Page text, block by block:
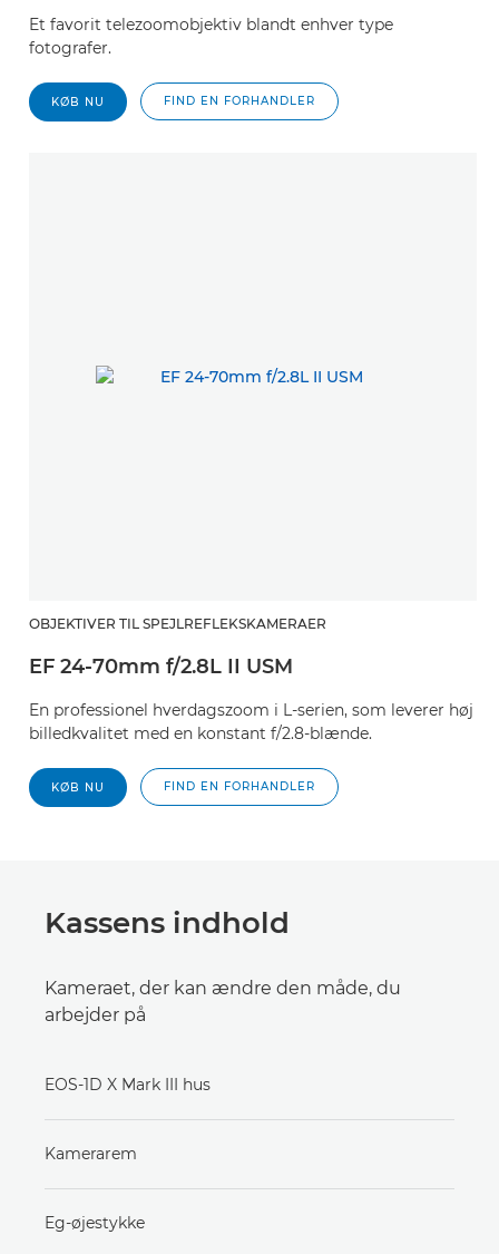
Et favorit telezoomobjektiv blandt enhver type
fotografer.
KØB NU FIND EN FORHANDLER
OBJEKTIVER TIL SPEJLREFLEKSKAMERAER
EF 24-70mm f/2.8L II USM
En professionel hverdagszoom i L-serien, som leverer høj
billedkvalitet med en konstant f/2.8-blænde.
KØB NU FIND EN FORHANDLER
Kassens indhold
Kameraet, der kan ændre den måde, du
arbejder på
EOS-1D X Mark III hus
Kamerarem
Eg-øjestykke